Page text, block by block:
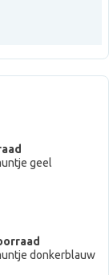
geel
donkerblauw